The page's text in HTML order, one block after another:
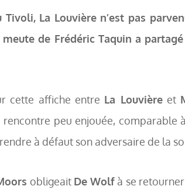
La Louvière n’est pas
de Frédéric Taquin a
cette affiche entre La Louvièreet
peu enjouée, comparable
à défaut son adversaire de la
obligeait De Wolf à se